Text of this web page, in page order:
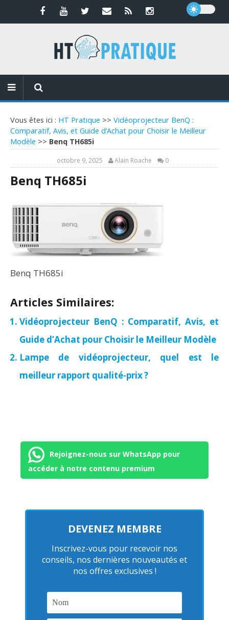
Vous êtes ici : HT Pratique >> Vidéoprojecteur BenQ :
Comparatif, Avis, et Guide d’Achat pour Choisir le Meilleur
Modèle >> Benq TH685i
octobre 9, 2025 Alain Roache 0
Benq TH685i
Benq TH685i
Articles Similaires:
Vidéoprojecteur BenQ : Comparatif, Avis, et
Guide d’Achat pour Choisir le Meilleur Modèle
Lampe de vidéoprojecteur, quel est le
meilleur rapport qualité-prix ?
Rejoignez-nous sur WhatsApp pour
accéder à notre contenu premium
DEVENEZ MEMBRE
Inscrivez-vous pour recevoir nos
conseils, nos dernières nouveautés et
nos offres exclusives !